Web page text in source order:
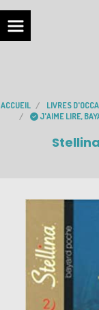
ACCUEIL LIVRES
J'AIME LIRE,